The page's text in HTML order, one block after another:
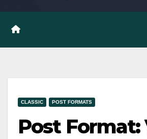
CLASSIC POST FORMATS
Post Format: